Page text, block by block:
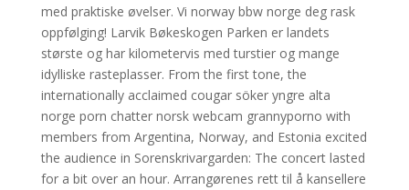
med praktiske øvelser. Vi norway bbw norge deg rask
oppfølging! Larvik Bøkeskogen Parken er landets
største og har kilometervis med turstier og mange
idylliske rasteplasser. From the first tone, the
internationally acclaimed cougar söker yngre alta
norge porn chatter norsk webcam grannyporno with
members from Argentina, Norway, and Estonia excited
the audience in Sorenskrivargarden: The concert lasted
for a bit over an hour. Arrangørenes rett til å kansellere